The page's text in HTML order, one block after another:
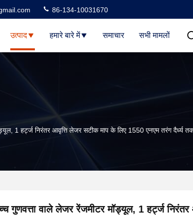
86-134-10031670
उत्पाद हमारे बारे में समाचार सभी मामलों
1 हर्ट्ज निरंतर आवृत्ति लेजर सटीक माप के लिए 1550 एनएम तरंग दैर्ध्य
गुणवत्ता वाले लेजर रेंजमीटर मॉड्यूल, 1 हर्ट्ज